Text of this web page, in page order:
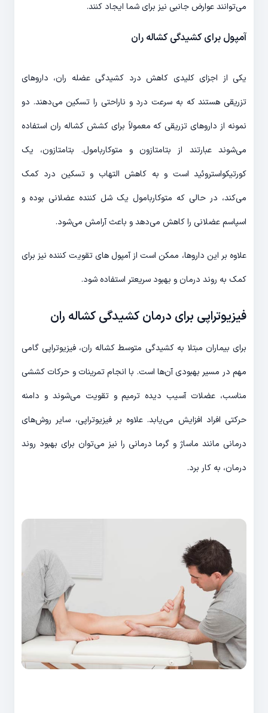
می‌توانند عوارض جانبی نیز برای شما ایجاد کنند.
آمپول برای کشیدگی کشاله ران
یکی از اجزای کلیدی کاهش درد کشیدگی عضله ران، داروهای
تزریقی هستند که به سرعت درد و ناراحتی را تسکین می‌دهند. دو
نمونه از داروهای تزریقی که معمولاً برای کشش کشاله ران استفاده
می‌شوند عبارتند از بتامتازون و متوکاربامول. بتامتازون، یک
کورتیکواستروئید است و به کاهش التهاب و تسکین درد کمک
می‌کند، در حالی که متوکاربامول یک شل کننده عضلانی بوده و
اسپاسم عضلانی را کاهش می‌دهد و باعث آرامش می‌شود.
علاوه بر این داروها، ممکن است از آمپول های تقویت کننده نیز برای
کمک به روند درمان و بهبود سریعتر استفاده شود.
فیزیوتراپی برای درمان کشیدگی کشاله ران
برای بیماران مبتلا به کشیدگی متوسط ​​کشاله ران، فیزیوتراپی گامی
مهم در مسیر بهبودی آن‌ها است. با انجام تمرینات و حرکات کششی
مناسب، عضلات آسیب دیده ترمیم و تقویت می‌شوند و دامنه
حرکتی افراد افزایش می‌یابد. علاوه بر فیزیوتراپی، سایر روش‌های
درمانی مانند ماساژ و گرما درمانی را نیز می‌توان برای بهبود روند
درمان، به کار برد.